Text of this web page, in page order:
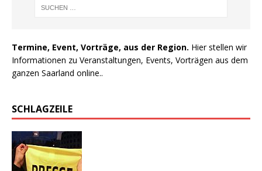
Termine, Event, Vorträge, aus der Region. Hier stellen wir
Informationen zu Veranstaltungen, Events, Vorträgen aus dem
ganzen Saarland online..
SCHLAGZEILE